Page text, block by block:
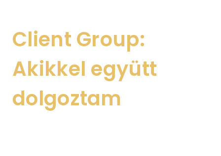
Client Group:
Akikkel együtt
dolgoztam